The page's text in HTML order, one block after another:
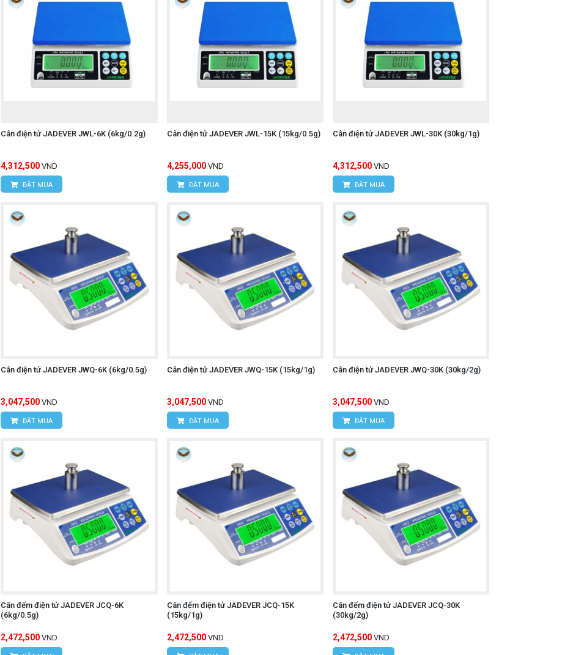
Cân điện tử JADEVER JWL-6K (6kg/0.2g)
4,312,500 VND
ĐẶT MUA
Cân điện tử JADEVER JWL-15K (15kg/0.5g)
4,255,000 VND
ĐẶT MUA
Cân điện tử JADEVER JWL-30K (30kg/1g)
4,312,500 VND
ĐẶT MUA
Cân điện tử JADEVER JWQ-6K (6kg/0.5g)
3,047,500 VND
ĐẶT MUA
Cân điện tử JADEVER JWQ-15K (15kg/1g)
3,047,500 VND
ĐẶT MUA
Cân điện tử JADEVER JWQ-30K (30kg/2g)
3,047,500 VND
ĐẶT MUA
Cân đếm điện tử JADEVER JCQ-6K
(6kg/0.5g)
2,472,500 VND
Cân đếm điện tử JADEVER JCQ-15K
(15kg/1g)
2,472,500 VND
Cân đếm điện tử JADEVER JCQ-30K
(30kg/2g)
2,472,500 VND